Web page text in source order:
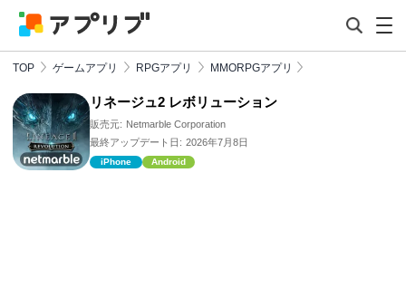
TOP ゲームアプリ RPGアプリ MMORPGアプリ
リネージュ2 レボリューション
販売元: Netmarble Corporation
最終アップデート日: 2026年7月8日
iPhone Android